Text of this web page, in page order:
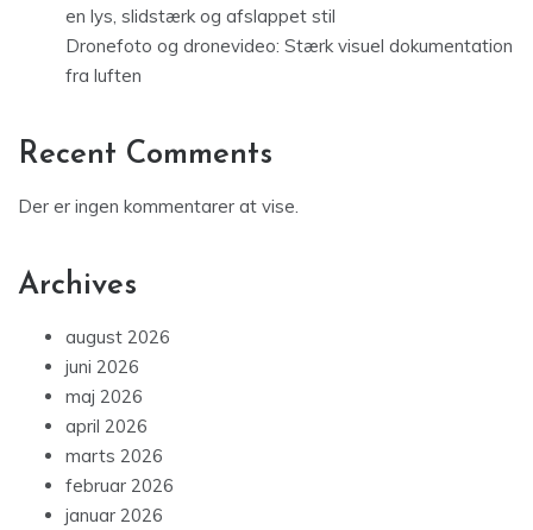
en lys, slidstærk og afslappet stil
Dronefoto og dronevideo: Stærk visuel dokumentation
fra luften
Recent Comments
Der er ingen kommentarer at vise.
Archives
august 2026
juni 2026
maj 2026
april 2026
marts 2026
februar 2026
januar 2026